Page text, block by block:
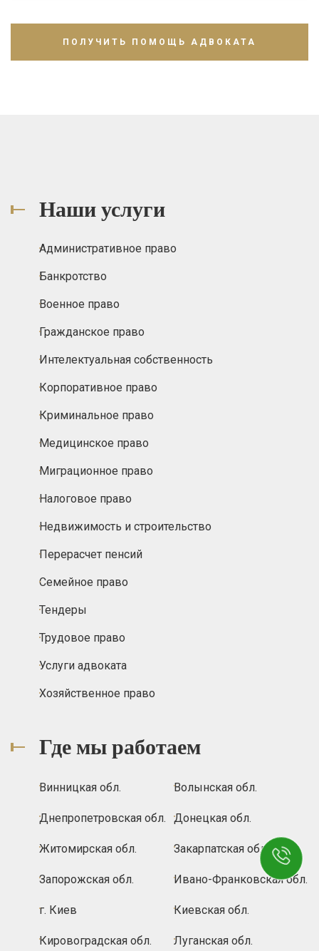
Наши услуги
Административное право
Банкротство
Военное право
Гражданское право
Интелектуальная собственность
Корпоративное право
Криминальное право
Медицинское право
Миграционное право
Налоговое право
Недвижимость и строительство
Перерасчет пенсий
Семейное право
Тендеры
Трудовое право
Услуги адвоката
Хозяйственное право
Где мы работаем
Винницкая обл. Волынская обл.
Днепропетровская обл. Донецкая обл.
Житомирская обл. Закарпатская обл.
Запорожская обл. Ивано-Франковская обл.
г. Киев Киевская обл.
Кировоградская обл. Луганская обл.